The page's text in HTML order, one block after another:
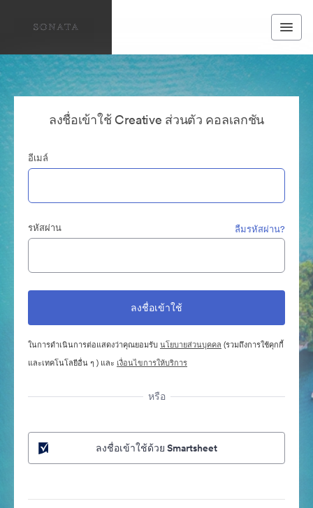
ลงชื่อเข้าใช้ Creative ส่วนตัว คอลเลกชัน
อีเมล์
รหัสผ่าน ลืมรหัสผ่าน?
ในการดำเนินการต่อแสดงว่าคุณยอมรับนโยบายส่วนบุคคล (รวมถึงการใช้คุกกี้
และเทคโนโลยีอื่น ๆ ) และ เงื่อนไขการให้บริการ
หรือ
ลงชื่อเข้าใช้ด้วย Smartsheet